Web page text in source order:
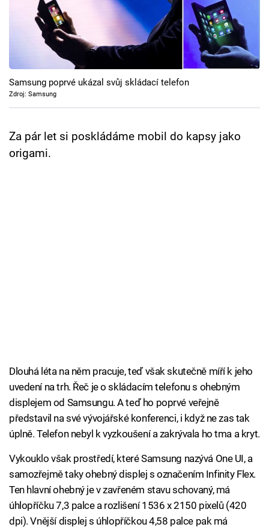
Cool Esport
Pořady
TV Program
Přihlášení
Samsung poprvé ukázal svůj skládací telefon
Zdroj: Samsung
Za pár let si poskládáme mobil do kapsy jako
origami.
Dlouhá léta na něm pracuje, teď však skutečně míří k jeho
uvedení na trh. Řeč je o skládacím telefonu s ohebným
displejem od Samsungu. A teď ho poprvé veřejně
představil na své vývojářské konferenci, i když ne zas tak
úplně. Telefon nebyl k vyzkoušení a zakrývala ho tma a kryt.
Vykouklo však prostředí, které Samsung nazývá One UI, a
samozřejmě taky ohebný displej s označením Infinity Flex.
Ten hlavní ohebný je v zavřeném stavu schovaný, má
úhlopříčku 7,3 palce a rozlišení 1536 x 2150 pixelů (420
dpi). Vnější displej s úhlopříčkou 4,58 palce pak má